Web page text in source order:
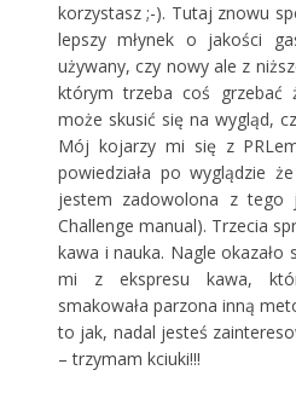
korzystasz ;-). Tutaj znowu
lepszy młynek o jakości
używany, czy nowy ale z
którym trzeba coś grzebać
może skusić się na wygląd,
Mój kojarzy mi się z
powiedziała po wyglądzie
jestem zadowolona z tego
Challenge manual). Trzecia
kawa i nauka. Nagle okazało
mi z ekspresu kawa,
smakowała parzona inną
to jak, nadal jesteś
– trzymam kciuki!!!